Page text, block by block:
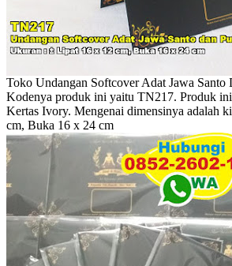
Toko Undangan Softcover Adat Jawa Santo
Kodenya produk ini yaitu TN217. Produk ini
Kertas Ivory. Mengenai dimensinya adalah
cm, Buka 16 x 24 cm